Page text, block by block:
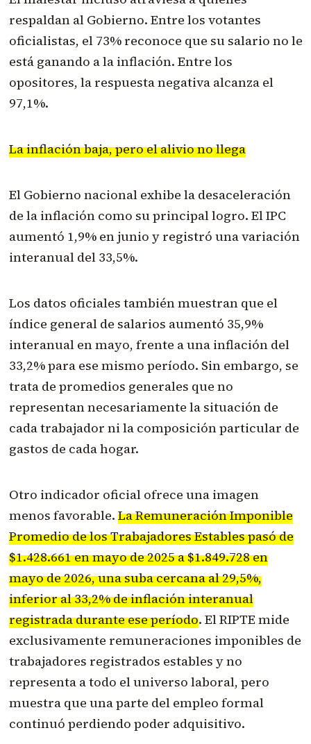
respaldan al Gobierno. Entre los votantes
oficialistas, el 73% reconoce que su salario no le
está ganando a la inflación. Entre los
opositores, la respuesta negativa alcanza el
97,1%.
La inflación baja, pero el alivio no llega
El Gobierno nacional exhibe la desaceleración
de la inflación como su principal logro. El IPC
aumentó 1,9% en junio y registró una variación
interanual del 33,5%.
Los datos oficiales también muestran que el
índice general de salarios aumentó 35,9%
interanual en mayo, frente a una inflación del
33,2% para ese mismo período. Sin embargo, se
trata de promedios generales que no
representan necesariamente la situación de
cada trabajador ni la composición particular de
gastos de cada hogar.
Otro indicador oficial ofrece una imagen
menos favorable. La Remuneración Imponible
Promedio de los Trabajadores Estables pasó de
$1.428.661 en mayo de 2025 a $1.849.728 en
mayo de 2026, una suba cercana al 29,5%,
inferior al 33,2% de inflación interanual
registrada durante ese período. El RIPTE mide
exclusivamente remuneraciones imponibles de
trabajadores registrados estables y no
representa a todo el universo laboral, pero
muestra que una parte del empleo formal
continuó perdiendo poder adquisitivo.